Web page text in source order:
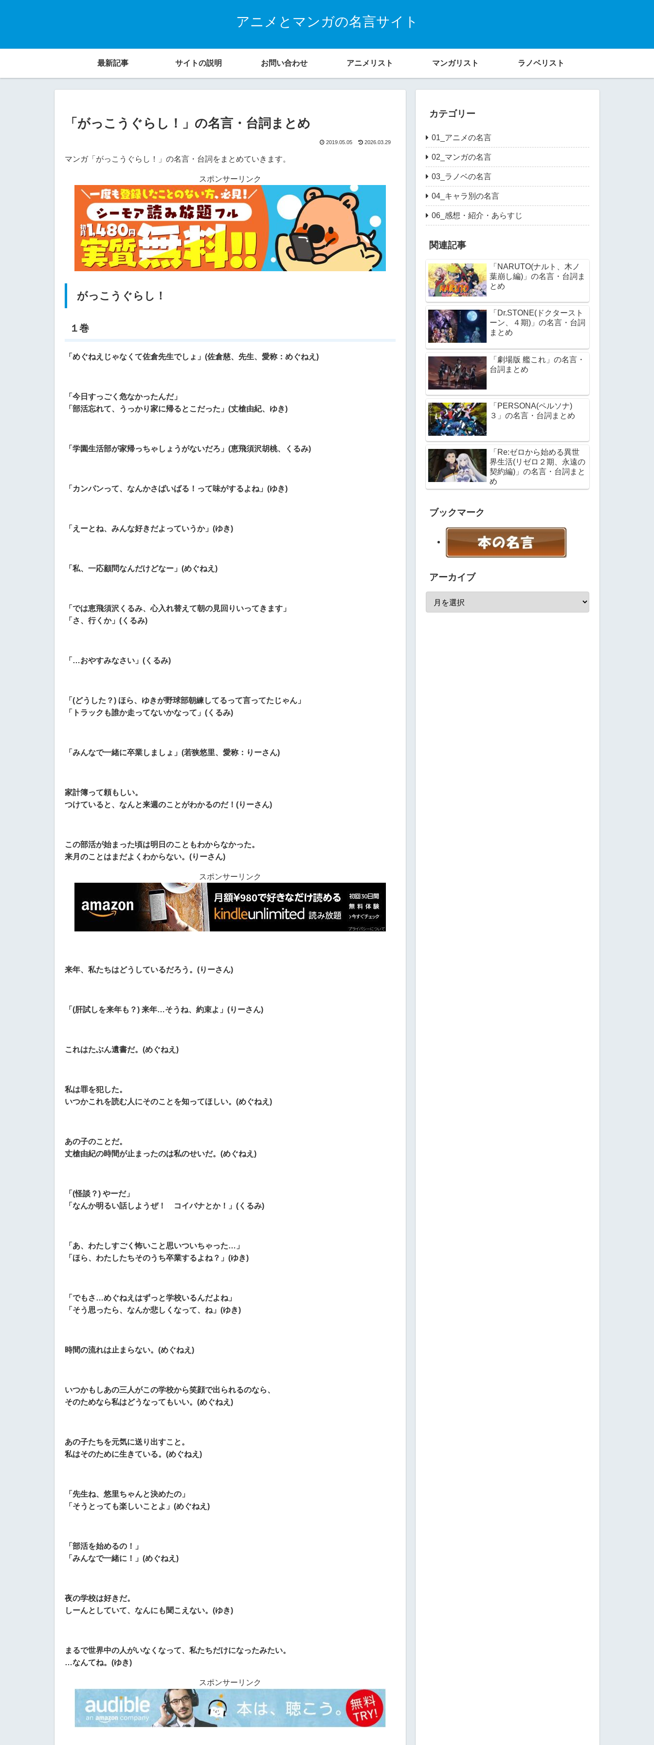
アニメとマンガの名言サイト
最新記事 サイトの説明 お問い合わせ アニメリスト マンガリスト ラノベリスト
「がっこうぐらし！」の名言・台詞まとめ
2019.05.05 2026.03.29
マンガ「がっこうぐらし！」の名言・台詞をまとめていきます。
スポンサーリンク
がっこうぐらし！
１巻
「めぐねえじゃなくて佐倉先生でしょ」(佐倉慈、先生、愛称：めぐねえ)
「今日すっごく危なかったんだ」
「部活忘れて、うっかり家に帰るとこだった」(丈槍由紀、ゆき)
「学園生活部が家帰っちゃしょうがないだろ」(恵飛須沢胡桃、くるみ)
「カンパンって、なんかさばいばる！って味がするよね」(ゆき)
「えーとね、みんな好きだよっていうか」(ゆき)
「私、一応顧問なんだけどなー」(めぐねえ)
「では恵飛須沢くるみ、心入れ替えて朝の見回りいってきます」
「さ、行くか」(くるみ)
「…おやすみなさい」(くるみ)
「(どうした？) ほら、ゆきが野球部朝練してるって言ってたじゃん」
「トラックも誰か走ってないかなって」(くるみ)
「みんなで一緒に卒業しましょ」(若狭悠里、愛称：りーさん)
家計簿って頼もしい。
つけていると、なんと来週のことがわかるのだ！(りーさん)
この部活が始まった頃は明日のこともわからなかった。
来月のことはまだよくわからない。(りーさん)
スポンサーリンク
来年、私たちはどうしているだろう。(りーさん)
「(肝試しを来年も？) 来年…そうね、約束よ」(りーさん)
これはたぶん遺書だ。(めぐねえ)
私は罪を犯した。
いつかこれを読む人にそのことを知ってほしい。(めぐねえ)
あの子のことだ。
丈槍由紀の時間が止まったのは私のせいだ。(めぐねえ)
「(怪談？) やーだ」
「なんか明るい話しようぜ！ コイバナとか！」(くるみ)
「あ、わたしすごく怖いこと思いついちゃった…」
「ほら、わたしたちそのうち卒業するよね？」(ゆき)
「でもさ…めぐねえはずっと学校いるんだよね」
「そう思ったら、なんか悲しくなって、ね」(ゆき)
時間の流れは止まらない。(めぐねえ)
いつかもしあの三人がこの学校から笑顔で出られるのなら、
そのためなら私はどうなってもいい。(めぐねえ)
あの子たちを元気に送り出すこと。
私はそのために生きている。(めぐねえ)
「先生ね、悠里ちゃんと決めたの」
「そうとっても楽しいことよ」(めぐねえ)
「部活を始めるの！」
「みんなで一緒に！」(めぐねえ)
夜の学校は好きだ。
しーんとしていて、なんにも聞こえない。(ゆき)
まるで世界中の人がいなくなって、私たちだけになったみたい。
…なんてね。(ゆき)
スポンサーリンク
カテゴリー
01_アニメの名言
02_マンガの名言
03_ラノベの名言
04_キャラ別の名言
06_感想・紹介・あらすじ
関連記事
「NARUTO(ナルト、木ノ
葉崩し編)」の名言・台詞ま
とめ
「Dr.STONE(ドクタースト
ーン、４期)」の名言・台詞
まとめ
「劇場版 艦これ」の名言・
台詞まとめ
「PERSONA(ペルソナ)
３」の名言・台詞まとめ
「Re:ゼロから始める異世
界生活(リゼロ２期、永遠の
契約編)」の名言・台詞まと
め
ブックマーク
アーカイブ